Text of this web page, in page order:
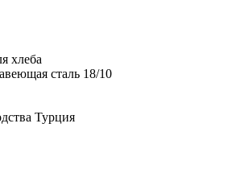
хлеба
сталь 18/10
Турция